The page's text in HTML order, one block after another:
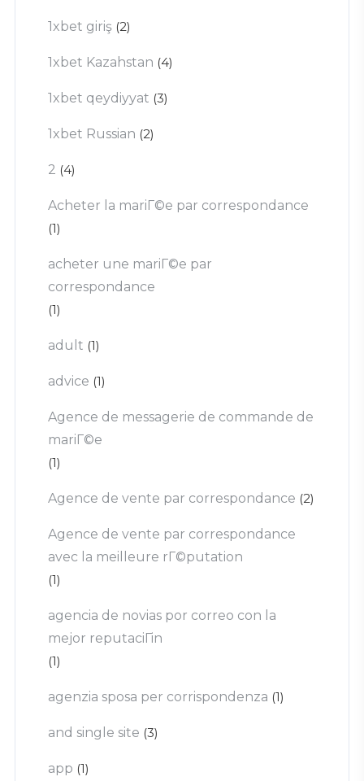
1xbet giriş (2)
1xbet Kazahstan (4)
1xbet qeydiyyat (3)
1xbet Russian (2)
2 (4)
Acheter la mariГ©e par correspondance
(1)
acheter une mariГ©e par
correspondance
(1)
adult (1)
advice (1)
Agence de messagerie de commande de
mariГ©e
(1)
Agence de vente par correspondance (2)
Agence de vente par correspondance
avec la meilleure rГ©putation
(1)
agencia de novias por correo con la
mejor reputaciГіn
(1)
agenzia sposa per corrispondenza (1)
and single site (3)
app (1)